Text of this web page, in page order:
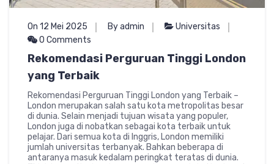
On 12 Mei 2025 By admin
Universitas
0 Comments
Rekomendasi Perguruan Tinggi London
yang Terbaik
Rekomendasi Perguruan Tinggi London yang Terbaik –
London merupakan salah satu kota metropolitas besar
di dunia. Selain menjadi tujuan wisata yang populer,
London juga di nobatkan sebagai kota terbaik untuk
pelajar. Dari semua kota di Inggris, London memiliki
jumlah universitas terbanyak. Bahkan beberapa di
antaranya masuk kedalam peringkat teratas di dunia.